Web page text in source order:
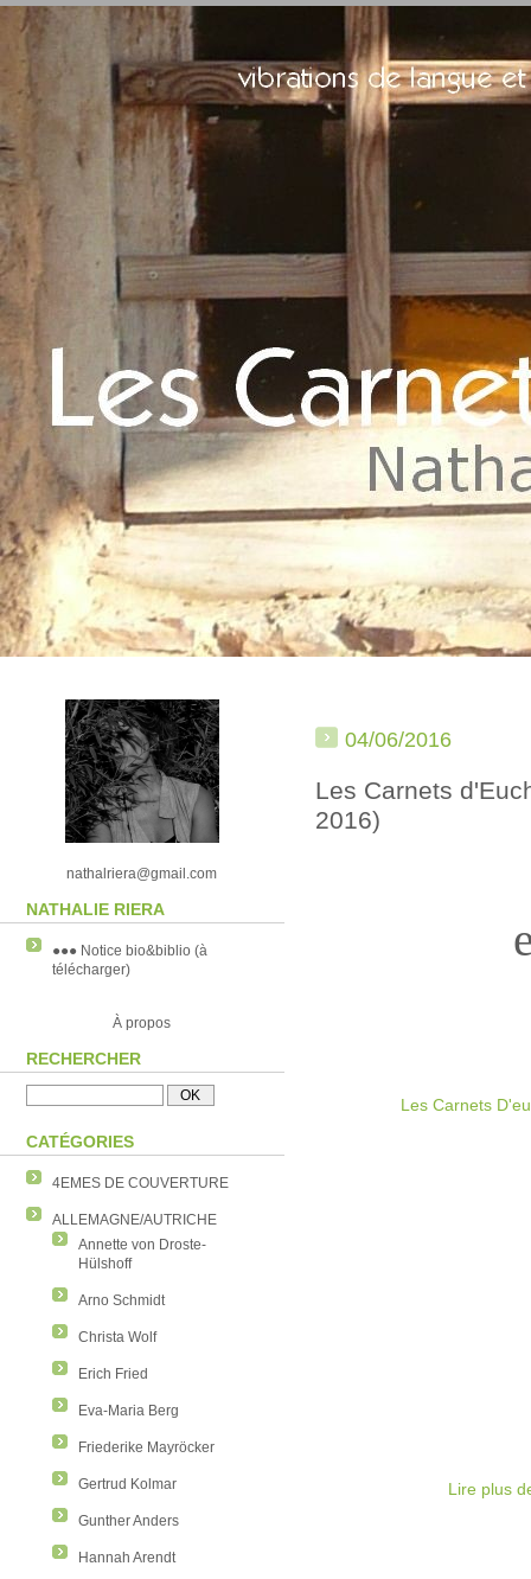
nathalriera@gmail.com
NATHALIE RIERA
●●● Notice bio&biblio (à
télécharger)
À propos
RECHERCHER
CATÉGORIES
4EMES DE COUVERTURE
ALLEMAGNE/AUTRICHE
Annette von Droste-
Hülshoff
Arno Schmidt
Christa Wolf
Erich Fried
Eva-Maria Berg
Friederike Mayröcker
Gertrud Kolmar
Gunther Anders
Hannah Arendt
04/06/2016
Les Carnets
2016)
Les Carnets
Lire plus